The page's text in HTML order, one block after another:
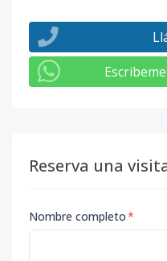
Reserva una
Nombre completo*